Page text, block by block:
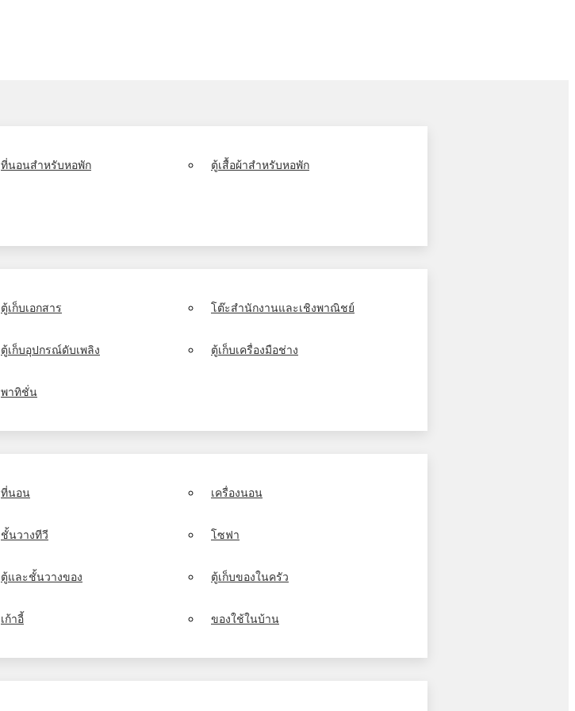
ที่นอนสำหรับหอพัก ตู้เสื้อผ้าสำหรับหอพัก
ตู้เก็บเอกสาร โต๊ะสำนักงานและเชิงพาณิชย์
ตู้เก็บอุปกรณ์ดับเพลิง ตู้เก็บเครื่องมือช่าง
พาทิชั่น
ที่นอน เครื่องนอน
ชั้นวางทีวี โซฟา
ตู้และชั้นวางของ ตู้เก็บของในครัว
เก้าอี้ ของใช้ในบ้าน